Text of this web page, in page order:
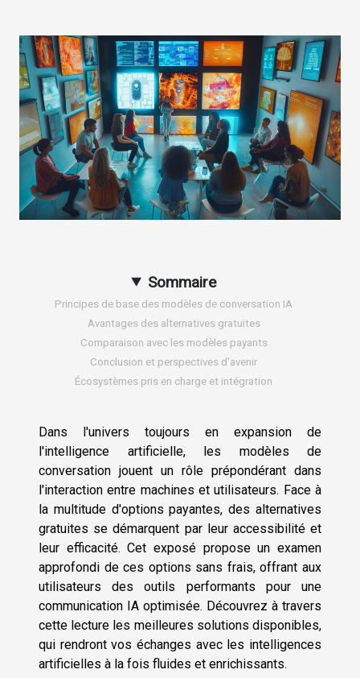
Sommaire
Principes de base des modèles de conversation IA
Avantages des alternatives gratuites
Comparaison avec les modèles payants
Conclusion et perspectives d'avenir
Écosystèmes pris en charge et intégration
Dans l'univers toujours en expansion de
l'intelligence artificielle, les modèles de
conversation jouent un rôle prépondérant dans
l'interaction entre machines et utilisateurs. Face à
la multitude d'options payantes, des alternatives
gratuites se démarquent par leur accessibilité et
leur efficacité. Cet exposé propose un examen
approfondi de ces options sans frais, offrant aux
utilisateurs des outils performants pour une
communication IA optimisée. Découvrez à travers
cette lecture les meilleures solutions disponibles,
qui rendront vos échanges avec les intelligences
artificielles à la fois fluides et enrichissants.